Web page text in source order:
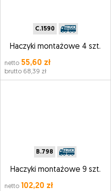
C.1590
Haczyki montażowe 4 szt.
netto 55,60 zł
brutto 68,39 zł
B.798
Haczyki montażowe 9 szt.
netto 102,20 zł